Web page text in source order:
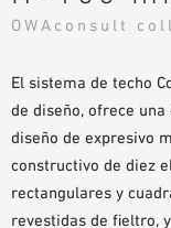
DECLARACIÓN DE
BIBLIOTECA BIM/REVIT
PEDIDO DE MUESTRAS
OWAconsult
El sistema de techo
de diseño, ofrece
diseño de expresivo
constructivo de diez
rectangulares y
revestidas de fieltro,